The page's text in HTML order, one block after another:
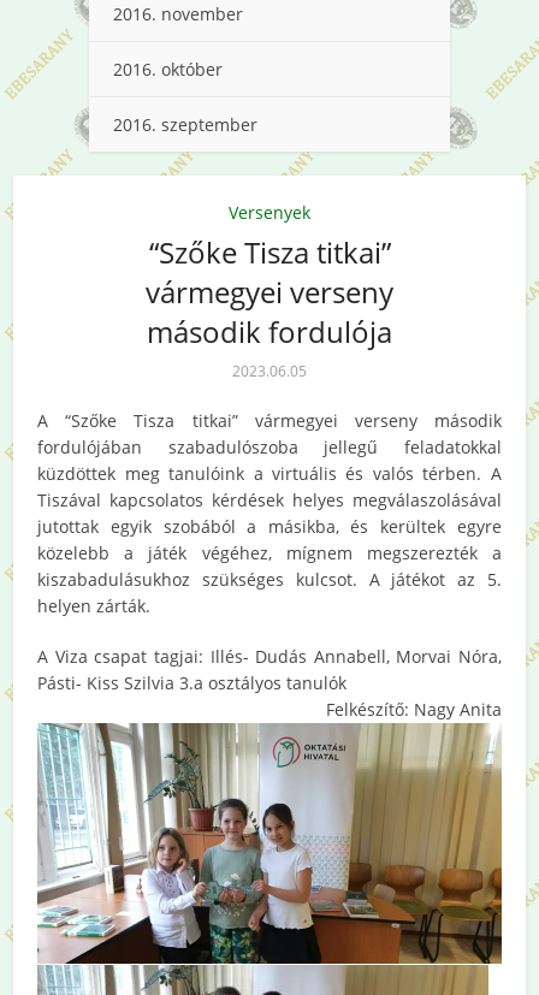
2016. november
2016. október
2016. szeptember
Versenyek
“Szőke Tisza titkai”
vármegyei verseny
második fordulója
2023.06.05
A “Szőke Tisza titkai” vármegyei verseny második
fordulójában szabadulószoba jellegű feladatokkal
küzdöttek meg tanulóink a virtuális és valós térben. A
Tiszával kapcsolatos kérdések helyes megválaszolásával
jutottak egyik szobából a másikba, és kerültek egyre
közelebb a játék végéhez, mígnem megszerezték a
kiszabadulásukhoz szükséges kulcsot. A játékot az 5.
helyen zárták.
A Viza csapat tagjai: Illés- Dudás Annabell, Morvai Nóra,
Pásti- Kiss Szilvia 3.a osztályos tanulók
Felkészítő: Nagy Anita